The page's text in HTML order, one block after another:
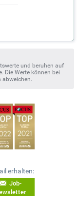
und beruhen auf
Die Werte können bei
abweichen.
erhalten:
Job-